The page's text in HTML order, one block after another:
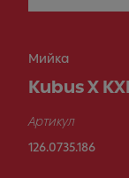
Мийка
Kubus X
Артикул
126.0735.186